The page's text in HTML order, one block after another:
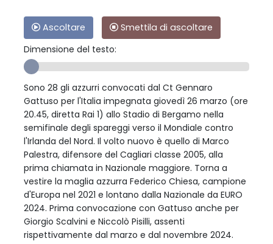
Ascoltare
Smettila di ascoltare
Dimensione del testo:
Sono 28 gli azzurri convocati dal Ct Gennaro
Gattuso per l'Italia impegnata giovedì 26 marzo (ore
20.45, diretta Rai 1) allo Stadio di Bergamo nella
semifinale degli spareggi verso il Mondiale contro
l'Irlanda del Nord. Il volto nuovo è quello di Marco
Palestra, difensore del Cagliari classe 2005, alla
prima chiamata in Nazionale maggiore. Torna a
vestire la maglia azzurra Federico Chiesa, campione
d'Europa nel 2021 e lontano dalla Nazionale da EURO
2024. Prima convocazione con Gattuso anche per
Giorgio Scalvini e Niccolò Pisilli, assenti
rispettivamente dal marzo e dal novembre 2024.